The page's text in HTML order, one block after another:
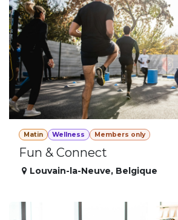
Matin Wellness Members only
Fun & Connect
Louvain-la-Neuve, Belgique